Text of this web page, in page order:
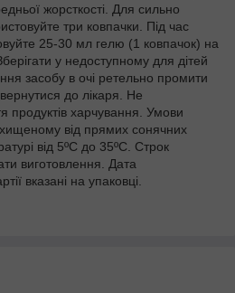
жорсткості. Для сильно
три ковпачки. Під час
25-30 мл гелю (1 ковпачок) на
у недоступному для дітей
засобу в очі ретельно промити
до лікаря. Не
продуктів харчування. Умови
від прямих сонячних
від 5ºС до 35ºС. Строк
виготовлення. Дата
вказані на упаковці.